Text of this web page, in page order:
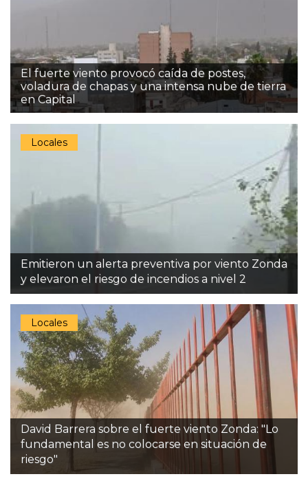
El fuerte viento provocó caída de postes,
voladura de chapas y una intensa nube de tierra
en Capital
Locales
Emitieron un alerta preventiva por viento Zonda
y elevaron el riesgo de incendios a nivel 2
Locales
David Barrera sobre el fuerte viento Zonda: "Lo
fundamental es no colocarse en situación de
riesgo"